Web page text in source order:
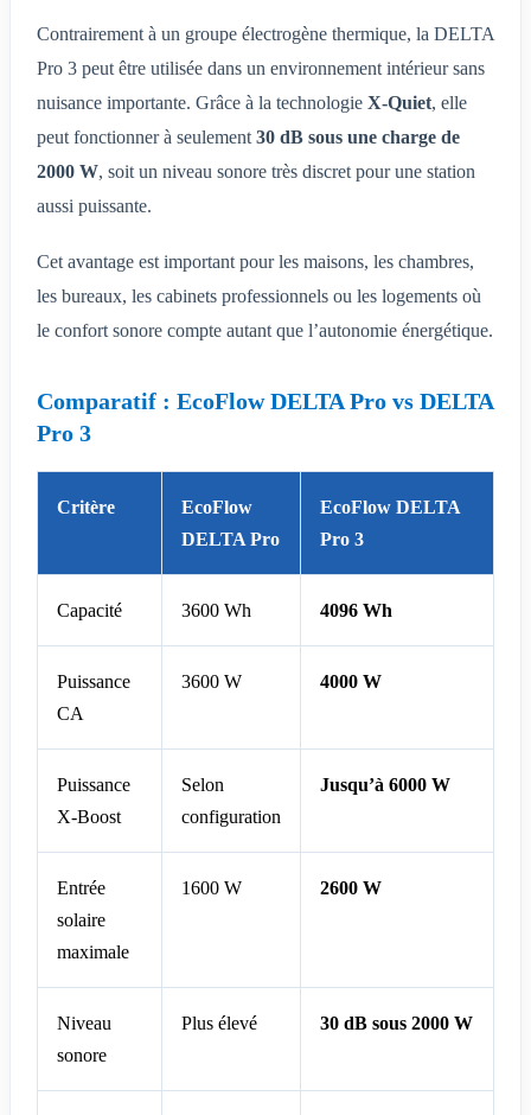
Contrairement à un groupe électrogène thermique, la DELTA
Pro 3 peut être utilisée dans un environnement intérieur sans
nuisance importante. Grâce à la technologie X-Quiet, elle
peut fonctionner à seulement 30 dB sous une charge de
2000 W, soit un niveau sonore très discret pour une station
aussi puissante.
Cet avantage est important pour les maisons, les chambres,
les bureaux, les cabinets professionnels ou les logements où
le confort sonore compte autant que l’autonomie énergétique.
Comparatif : EcoFlow DELTA Pro vs DELTA
Pro 3
Critère
EcoFlow
DELTA Pro
EcoFlow DELTA
Pro 3
Capacité 3600 Wh 4096 Wh
Puissance
CA
3600 W 4000 W
Puissance
X-Boost
Selon
configuration
Jusqu’à 6000 W
Entrée
solaire
maximale
1600 W 2600 W
Niveau
sonore
Plus élevé 30 dB sous 2000 W